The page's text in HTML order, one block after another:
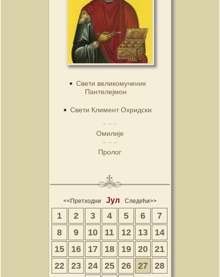
Свети великомученик
Пантелејмон
Свети Климент Охридски
Омилије
Пролог
<<Претходни Јул Следећи>>
1 2 3 4 5 6
7
8
9 10 11 12 13
14
15
16 17 18 19 20
21
22
23 24 25 26 27
28